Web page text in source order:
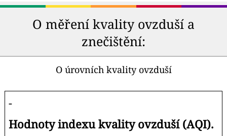
O měření kvality ovzduší a
znečištění:
O úrovních kvality ovzduší
-
Hodnoty indexu kvality ovzduší (AQI).